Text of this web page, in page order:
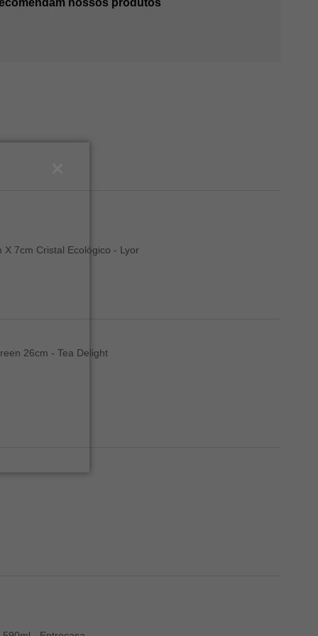
nossos produtos
X 7cm Cristal Ecológico - Lyor
26cm - Tea Delight